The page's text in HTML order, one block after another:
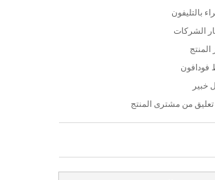
بالتليفون
الشركات
فودافون
خبير
تعليق من مشترى المنتج